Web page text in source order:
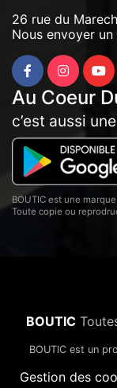
26 rue du
Nous envoyer un
Au Coeur
c’est aussi
BOUTIC est une
Toute copie ou
BOUTIC
BOUTIC est un
Gestion des